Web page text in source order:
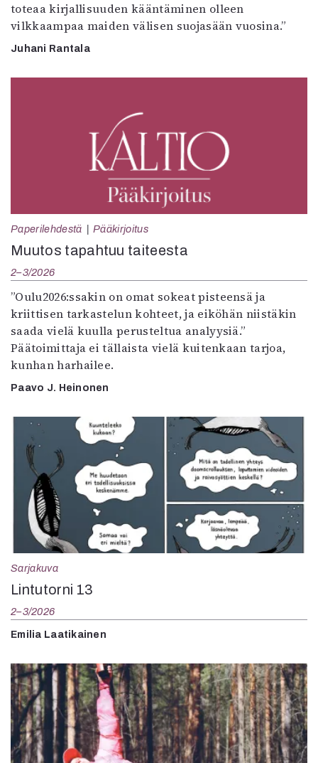
toteaa kirjallisuuden kääntäminen olleen
vilkkaampaa maiden välisen suojasään vuosina.”
Juhani Rantala
Paperilehdestä Pääkirjoitus
Muutos tapahtuu taiteesta
2–3/2026
”Oulu2026:ssakin on omat sokeat pisteensä ja
kriittisen tarkastelun kohteet, ja eiköhän niistäkin
saada vielä kuulla perusteltua analyysiä.”
Päätoimittaja ei tällaista vielä kuitenkaan tarjoa,
kunhan harhailee.
Paavo J. Heinonen
Sarjakuva
Lintutorni 13
2–3/2026
Emilia Laatikainen